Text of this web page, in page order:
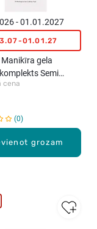
grozam
- 01.01.2027
01.01.27
Manikīra gela
Semi
Nail Strips (N Veil),
cena
0